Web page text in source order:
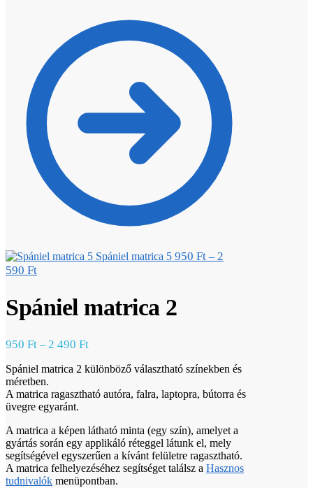
Spániel matrica 5 950 Ft – 2
590 Ft
Spániel matrica 2
950 Ft – 2 490 Ft
Spániel matrica 2 különböző választható színekben és
méretben.
A matrica ragasztható autóra, falra, laptopra, bútorra és
üvegre egyaránt.
A matrica a képen látható minta (egy szín), amelyet a
gyártás során egy applikáló réteggel látunk el, mely
segítségével egyszerűen a kívánt felületre ragasztható.
A matrica felhelyezéséhez segítséget találsz a Hasznos
tudnivalók menüpontban.